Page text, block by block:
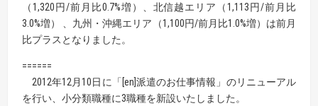
（1,320円/前月比0.7%増）、北信越エリア（1,113円/前月比
3.0%増） 、九州・沖縄エリア（1,100円/前月比1.0%増）は前月
比プラスとなりました。
======
2012年12月10日に「[en]派遣のお仕事情報」のリニューアル
を行い、小分類職種に3職種を新設いたしました。